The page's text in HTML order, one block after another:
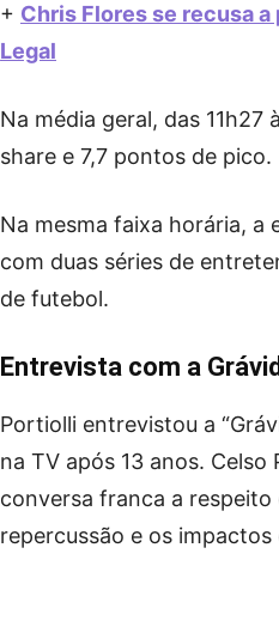
+ Chris Flores se recusa
Legal
Na média geral, das 11h27
share e 7,7 pontos de pico.
Na mesma faixa horária, a
com duas séries de
de futebol.
Entrevista com a
Portiolli entrevistou a
na TV após 13 anos.
conversa franca a respeito
repercussão e os